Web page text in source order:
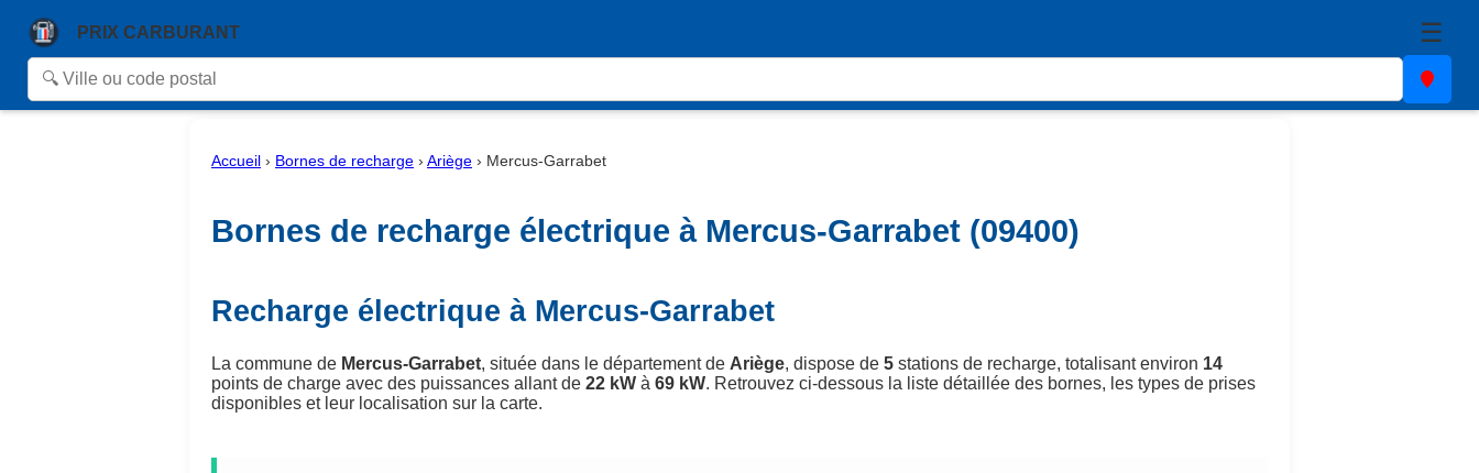
PRIX CARBURANT ☰
Accueil › Bornes de recharge › Ariège › Mercus-Garrabet
Bornes de recharge électrique à Mercus-Garrabet (09400)
Recharge électrique à Mercus-Garrabet
La commune de Mercus-Garrabet, située dans le département de Ariège, dispose de 5 stations de recharge, totalisant environ 14
points de charge avec des puissances allant de 22 kW à 69 kW. Retrouvez ci-dessous la liste détaillée des bornes, les types de prises
disponibles et leur localisation sur la carte.